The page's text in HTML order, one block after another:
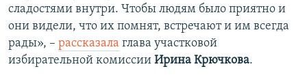
сладостями внутри. Чтобы людям было приятно и
они видели, что их помнят, встречают и им всегда
рады», – рассказала глава участковой
избирательной комиссии Ирина Крючкова.